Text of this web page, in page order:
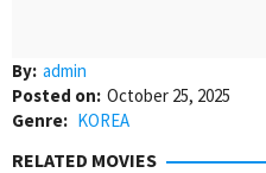
By: admin
Posted on: October 25, 2025
Genre: KOREA
RELATED MOVIES